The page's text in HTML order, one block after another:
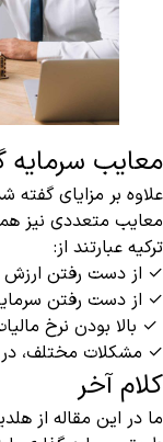
معایب سرمایه
علاوه بر مزایای گفته
معایب متعددی نیز
ترکیه عبارتند از:
✓ از دست رفتن ارزش
✓ از دست رفتن
✓ بالا بودن نرخ
✓ مشکلات مختلف، در
کلام آخر
ما در این مقاله از